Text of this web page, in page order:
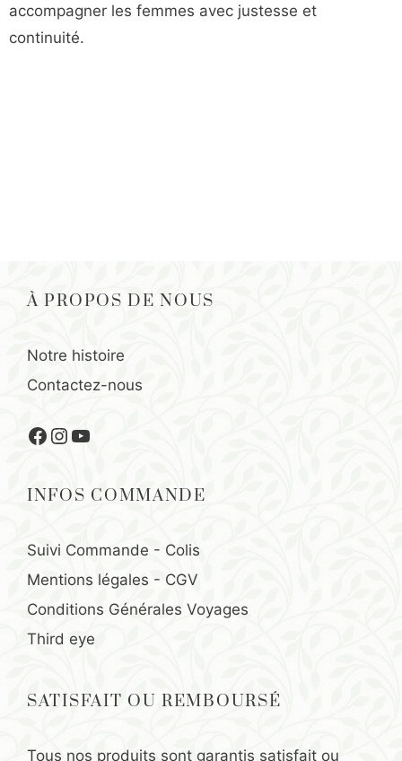
accompagner les femmes avec justesse et
continuité.
À PROPOS DE NOUS
Notre histoire
Contactez-nous
Facebook
Instagram
YouTube
INFOS COMMANDE
Suivi Commande - Colis
Mentions légales - CGV
Conditions Générales Voyages
Third eye
SATISFAIT OU REMBOURSÉ
Tous nos produits sont garantis satisfait ou